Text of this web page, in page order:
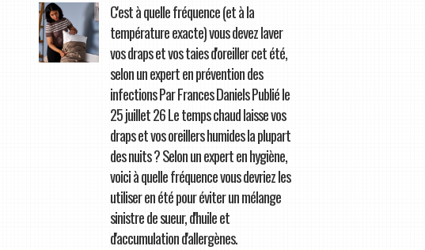
C'est à quelle fréquence (et à la
température exacte) vous devez laver
vos draps et vos taies d'oreiller cet été,
selon un expert en prévention des
infections Par Frances Daniels Publié le
25 juillet 26 Le temps chaud laisse vos
draps et vos oreillers humides la plupart
des nuits ? Selon un expert en hygiène,
voici à quelle fréquence vous devriez les
utiliser en été pour éviter un mélange
sinistre de sueur, d'huile et
d'accumulation d'allergènes.